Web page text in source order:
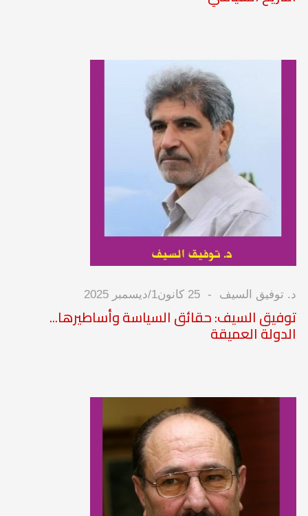
د. توفيق السيف 25 كانون1/ديسمبر 2025
توفيق السيف: حقائق السياسة وأساطيرها...
الدولة العميقة